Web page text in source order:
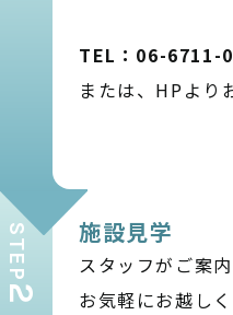
TEL：06-6711-
または、HPより
STEP
2
施設見学
スタッフがご案内
お気軽にお越しく